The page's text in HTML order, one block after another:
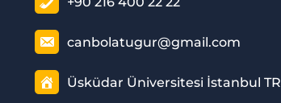
canbolatugur@gmail.com
Üsküdar Üniversitesi İstanbul TR